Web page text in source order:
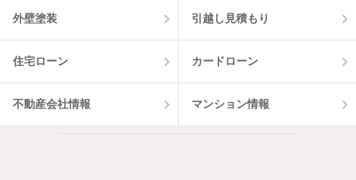
外壁塗装 引越し見積もり
住宅ローン カードローン
不動産会社情報 マンション情報